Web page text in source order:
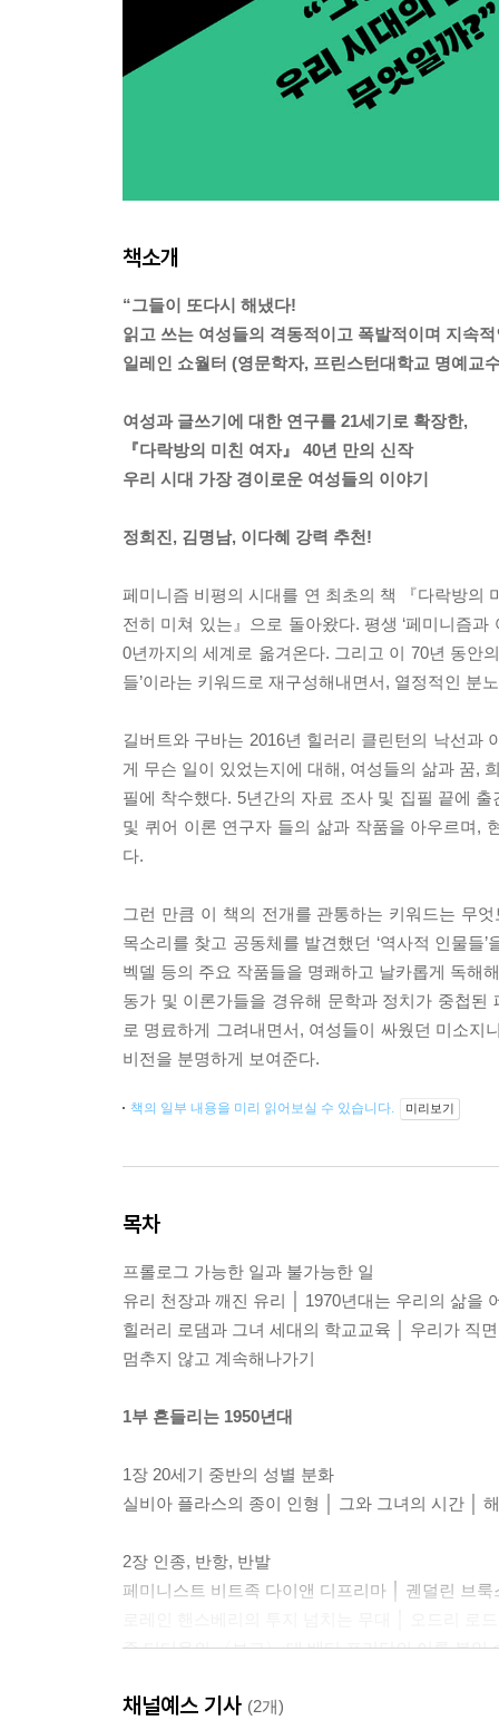
책소개
“그들이 또다시 해냈다!
읽고 쓰는 여성들의 격동적이고 폭발적이며 지속
일레인 쇼월터 (영문학자, 프린스턴대학교 명예교
여성과 글쓰기에 대한 연구를 21세기로 확장한,
『다락방의 미친 여자』 40년 만의 신작
우리 시대 가장 경이로운 여성들의 이야기
정희진, 김명남, 이다혜 강력 추천!
페미니즘 비평의 시대를 연 최초의 책 『다락방의
전히 미쳐 있는』으로 돌아왔다. 평생 ‘페미니즘
0년까지의 세계로 옮겨온다. 그리고 이 70년 동안
들’이라는 키워드로 재구성해내면서, 열정적인 분
길버트와 구바는 2016년 힐러리 클린턴의 낙선과
게 무슨 일이 있었는지에 대해, 여성들의 삶과 꿈,
필에 착수했다. 5년간의 자료 조사 및 집필 끝에
및 퀴어 이론 연구자 들의 삶과 작품을 아우르며,
다.
그런 만큼 이 책의 전개를 관통하는 키워드는 무
목소리를 찾고 공동체를 발견했던 ‘역사적 인물
벡델 등의 주요 작품들을 명쾌하고 날카롭게 독해
동가 및 이론가들을 경유해 문학과 정치가 중첩
로 명료하게 그려내면서, 여성들이 싸웠던 미소
비전을 분명하게 보여준다.
책의 일부 내용을 미리 읽어보실 수 있습니다. 미리보기
목차
프롤로그 가능한 일과 불가능한 일
유리 천장과 깨진 유리 │ 1970년대는 우리의 삶을
힐러리 로댐과 그녀 세대의 학교교육 │ 우리가 직
멈추지 않고 계속해나가기
1부 흔들리는 1950년대
1장 20세기 중반의 성별 분화
실비아 플라스의 종이 인형 │ 그와 그녀의 시간 │
2장 인종, 반항, 반발
페미니스트 비트족 다이앤 디프리마 │ 궨덜린 브
존 디디온의 〈보그〉 대 베티 프리단의 이름 붙일
2부 폭발하는 1960년대
채널예스 기사 (2개)